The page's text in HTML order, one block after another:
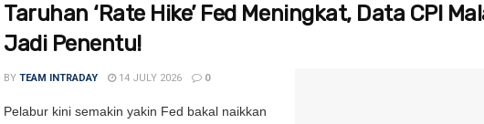
Taruhan ‘Rate Hike’ Fed Meningkat, Data CPI
Jadi Penentu!
BY TEAM INTRADAY 14 JULY 2026 0
Pelabur kini semakin yakin Fed bakal naikkan